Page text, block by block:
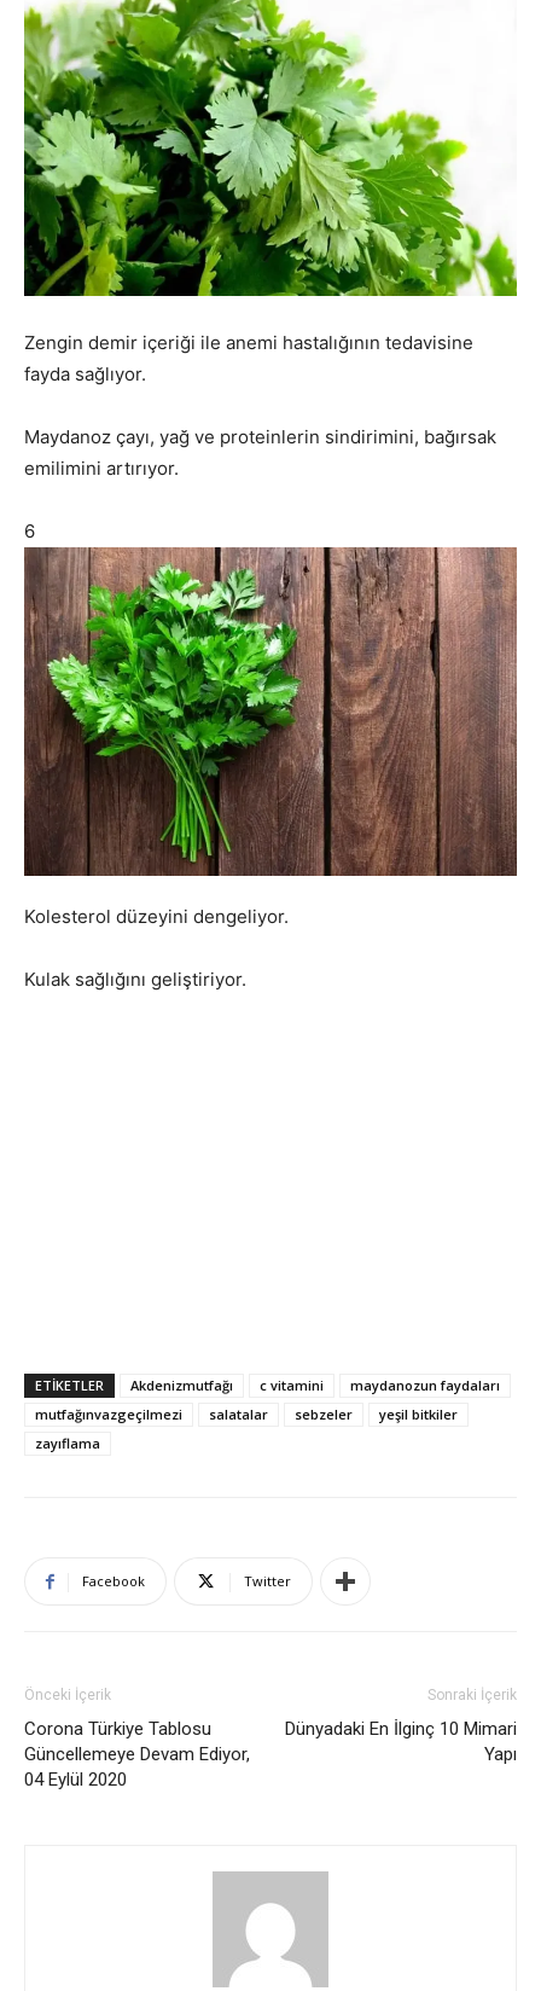
Zengin demir içeriği ile anemi hastalığının tedavisine
fayda sağlıyor.
Maydanoz çayı, yağ ve proteinlerin sindirimini, bağırsak
emilimini artırıyor.
6
Kolesterol düzeyini dengeliyor.
Kulak sağlığını geliştiriyor.
ETIKETLER Akdenizmutfağı c vitamini
maydanozun faydaları
mutfağınvazgeçilmezi
salatalar sebzeler
yeşil bitkiler
zayıflama
Facebook Twitter
Önceki İçerik
Corona Türkiye Tablosu
Güncellemeye Devam Ediyor,
04 Eylül 2020
Sonraki İçerik
Dünyadaki En İlginç 10 Mimari
Yapı